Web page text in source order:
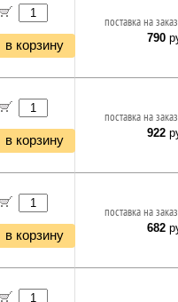
в корзину
поставка на
790
в корзину
поставка на
922
в корзину
поставка на
682